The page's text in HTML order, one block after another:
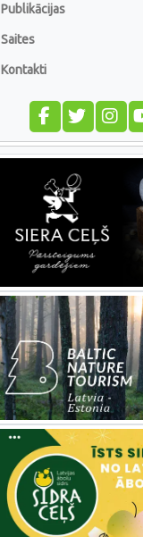
Publikācijas
Saites
Kontakti